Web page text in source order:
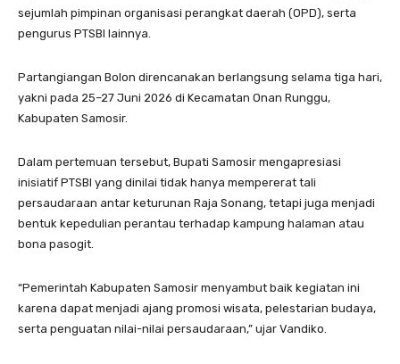
sejumlah pimpinan organisasi perangkat daerah (OPD), serta
pengurus PTSBI lainnya.
Partangiangan Bolon direncanakan berlangsung selama tiga hari,
yakni pada 25–27 Juni 2026 di Kecamatan Onan Runggu,
Kabupaten Samosir.
Dalam pertemuan tersebut, Bupati Samosir mengapresiasi
inisiatif PTSBI yang dinilai tidak hanya mempererat tali
persaudaraan antar keturunan Raja Sonang, tetapi juga menjadi
bentuk kepedulian perantau terhadap kampung halaman atau
bona pasogit.
“Pemerintah Kabupaten Samosir menyambut baik kegiatan ini
karena dapat menjadi ajang promosi wisata, pelestarian budaya,
serta penguatan nilai-nilai persaudaraan,” ujar Vandiko.